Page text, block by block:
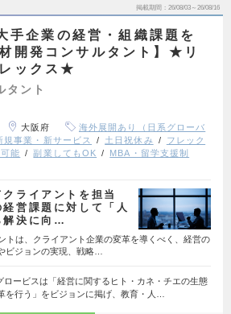
掲載期間 26/08/03～26/08/16
企業の経営・組織課題を
開発コンサルタント】★リ
ックス★
タント
大阪府
海外展開あり（日系グローバ
規事業・新サービス 土日祝休み
フレック
能 副業してもOK
MBA・留学支援制
ライアントを担当
営課題に対して「人
解決に向…
トは、クライアント企業の変革を導くべく、経営の
ビジョンの実現、戦略…
ロービスは「経営に関するヒト・カネ・チエの生態
を行う」をビジョンに掲げ、教育・人…